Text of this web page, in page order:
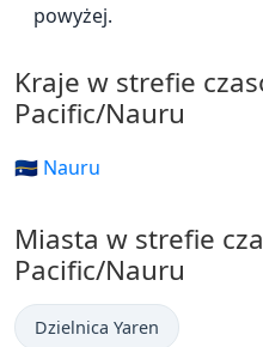
powyżej.
Kraje w strefie
Pacific/Nauru
🇳🇷 Nauru
Miasta w strefie
Pacific/Nauru
Dzielnica Yaren